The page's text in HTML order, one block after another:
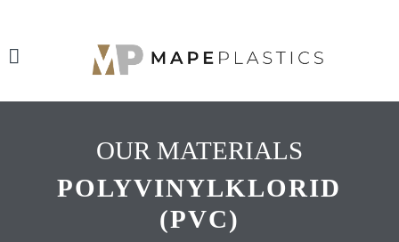
OUR MATERIALS
POLYVINYLKLORID
(PVC)